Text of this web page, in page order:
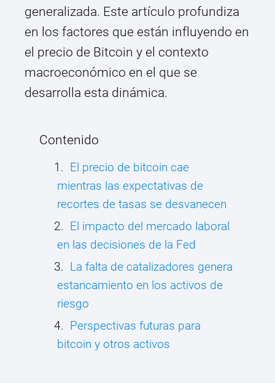
generalizada. Este artículo profundiza
en los factores que están influyendo en
el precio de Bitcoin y el contexto
macroeconómico en el que se
desarrolla esta dinámica.
Contenido
El precio de bitcoin cae
mientras las expectativas de
recortes de tasas se desvanecen
El impacto del mercado laboral
en las decisiones de la Fed
La falta de catalizadores genera
estancamiento en los activos de
riesgo
Perspectivas futuras para
bitcoin y otros activos